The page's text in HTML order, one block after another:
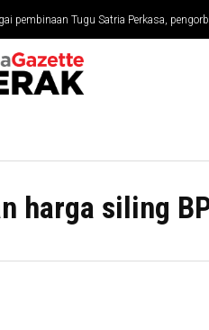
pembinaan Tugu Satria Perkasa,
harga siling